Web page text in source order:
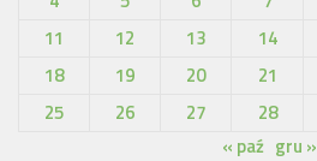
11
12 13 14
18
19 20 21
25
26 27 28
« paź gru »